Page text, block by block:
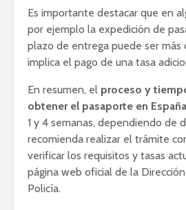
Es importante destacar que en
por ejemplo la expedición de
plazo de entrega puede ser más
implica el pago de una tasa
En resumen, el proceso y
obtener el pasaporte en España
1 y 4 semanas, dependiendo de
recomienda realizar el trámite
verificar los requisitos y tasas
página web oficial de la
Policía.